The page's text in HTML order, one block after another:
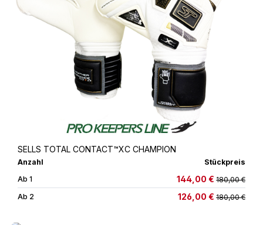
SELLS TOTAL CONTACT™️XC CHAMPION
Anzahl
Stückpreis
Ab1 144,00 € 180,00 €
Ab 2 126,00 € 180,00 €